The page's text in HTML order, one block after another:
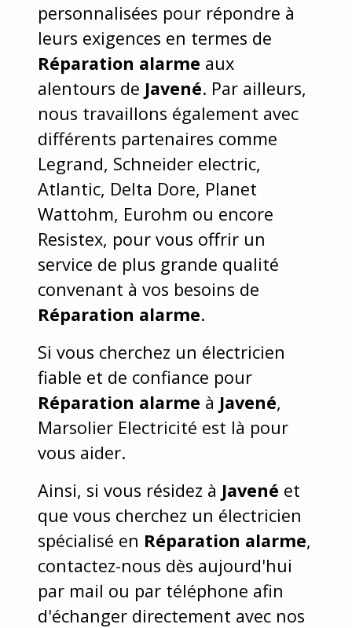
personnalisées pour répondre à
leurs exigences en termes de
Réparation alarme aux
alentours de Javené. Par ailleurs,
nous travaillons également avec
différents partenaires comme
Legrand, Schneider electric,
Atlantic, Delta Dore, Planet
Wattohm, Eurohm ou encore
Resistex, pour vous offrir un
service de plus grande qualité
convenant à vos besoins de
Réparation alarme.
Si vous cherchez un électricien
fiable et de confiance pour
Réparation alarme à Javené,
Marsolier Electricité est là pour
vous aider.
Ainsi, si vous résidez à Javené et
que vous cherchez un électricien
spécialisé en Réparation alarme,
contactez-nous dès aujourd'hui
par mail ou par téléphone afin
d'échanger directement avec nos